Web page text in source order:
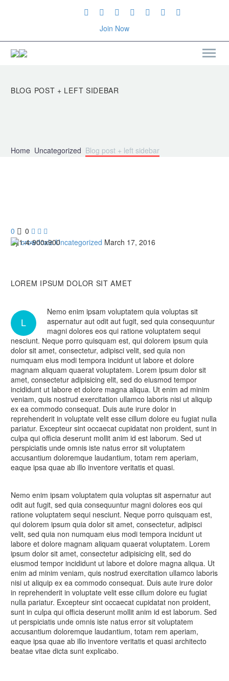
Join Now
BLOG POST + LEFT SIDEBAR
Home Uncategorized Blog post + left sidebar
0 0   
Bycrowdcalc Uncategorized March 17, 2016
LOREM IPSUM DOLOR SIT AMET
L
Nemo enim ipsam voluptatem quia voluptas sit
aspernatur aut odit aut fugit, sed quia consequuntur
magni dolores eos qui ratione voluptatem sequi
nesciunt. Neque porro quisquam est, qui dolorem ipsum quia
dolor sit amet, consectetur, adipisci velit, sed quia non
numquam eius modi tempora incidunt ut labore et dolore
magnam aliquam quaerat voluptatem. Lorem ipsum dolor sit
amet, consectetur adipisicing elit, sed do eiusmod tempor
incididunt ut labore et dolore magna aliqua. Ut enim ad minim
veniam, quis nostrud exercitation ullamco laboris nisi ut aliquip
ex ea commodo consequat. Duis aute irure dolor in
reprehenderit in voluptate velit esse cillum dolore eu fugiat nulla
pariatur. Excepteur sint occaecat cupidatat non proident, sunt in
culpa qui officia deserunt mollit anim id est laborum. Sed ut
perspiciatis unde omnis iste natus error sit voluptatem
accusantium doloremque laudantium, totam rem aperiam,
eaque ipsa quae ab illo inventore veritatis et quasi.
Nemo enim ipsam voluptatem quia voluptas sit aspernatur aut
odit aut fugit, sed quia consequuntur magni dolores eos qui
ratione voluptatem sequi nesciunt. Neque porro quisquam est,
qui dolorem ipsum quia dolor sit amet, consectetur, adipisci
velit, sed quia non numquam eius modi tempora incidunt ut
labore et dolore magnam aliquam quaerat voluptatem. Lorem
ipsum dolor sit amet, consectetur adipisicing elit, sed do
eiusmod tempor incididunt ut labore et dolore magna aliqua. Ut
enim ad minim veniam, quis nostrud exercitation ullamco laboris
nisi ut aliquip ex ea commodo consequat. Duis aute irure dolor
in reprehenderit in voluptate velit esse cillum dolore eu fugiat
nulla pariatur. Excepteur sint occaecat cupidatat non proident,
sunt in culpa qui officia deserunt mollit anim id est laborum. Sed
ut perspiciatis unde omnis iste natus error sit voluptatem
accusantium doloremque laudantium, totam rem aperiam,
eaque ipsa quae ab illo inventore veritatis et quasi architecto
beatae vitae dicta sunt explicabo.